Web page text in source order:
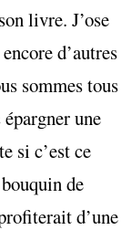
livre. J’ose
d’autres
sommes tous
une
si c’est ce
de
d’une